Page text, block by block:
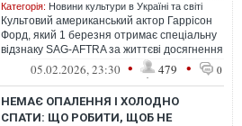
Категорія: Новини культури в Україні та світі
Культовий американський актор Гаррісон
Форд, який 1 березня отримає спеціальну
відзнаку SAG-AFTRA за життєві досягнення
від Гільдії кіноакторів США, р...
05.02.2026, 23:30 • 479 • 0
НЕМАЄ ОПАЛЕННЯ І ХОЛОДНО
СПАТИ: ЩО РОБИТИ, ЩОБ НЕ